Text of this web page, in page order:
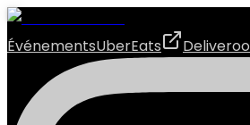
ÉvénementsUberEats Deliveroo